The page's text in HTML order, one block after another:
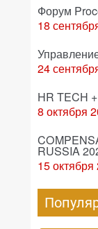
Форум
18
24
HR
8 октября
RUSSIA
15 октября